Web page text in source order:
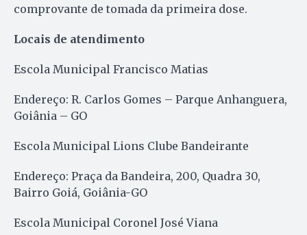
comprovante de tomada da primeira dose.
Locais de atendimento
Escola Municipal Francisco Matias
Endereço: R. Carlos Gomes – Parque Anhanguera,
Goiânia – GO
Escola Municipal Lions Clube Bandeirante
Endereço: Praça da Bandeira, 200, Quadra 30,
Bairro Goiá, Goiânia-GO
Escola Municipal Coronel José Viana